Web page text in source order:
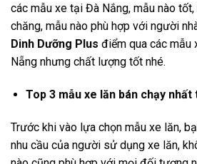
các mẫu xe tại Đà Nắng, mẫu nào
chăng, mẫu nào phù hợp với người
Dinh Dưỡng Plus điểm qua các mẫu
Nẵng nhưng chất lượng tốt nhé.
Top 3 mẫu xe lăn bán chạy nhất
Trước khi vào lựa chọn mẫu xe lăn,
nhu cầu của người sử dụng xe lăn,